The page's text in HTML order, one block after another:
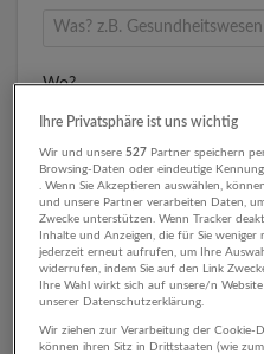
Wo?
Umkreis
Ihre Privatsphäre ist uns wichtig
Wir und unsere 527 Partner speichern
Browsing-Daten oder eindeutige
. Wenn Sie Akzeptieren auswählen,
und unsere Partner verarbeiten Daten,
Zwecke unterstützen. Wenn Tracker
Inhalte und Anzeigen, die für Sie weniger
jederzeit erneut aufrufen, um Ihre
widerrufen, indem Sie auf den Link
Ihre Wahl wirkt sich auf unsere/n
unserer Datenschutzerklärung.
Wir ziehen zur Verarbeitung der Cookie-
können ihren Sitz in Drittstaaten (wie